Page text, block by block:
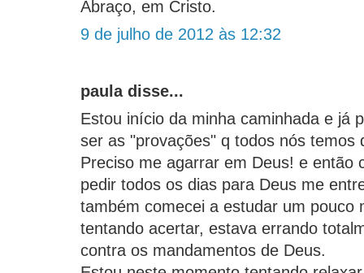
Abraço, em Cristo.
9 de julho de 2012 às 12:32
paula disse...
Estou início da minha caminhada e já
ser as "provações" q todos nós temos
Preciso me agarrar em Deus! e então
pedir todos os dias para Deus me
também comecei a estudar um pouco
tentando acertar, estava errando
contra os mandamentos de Deus.